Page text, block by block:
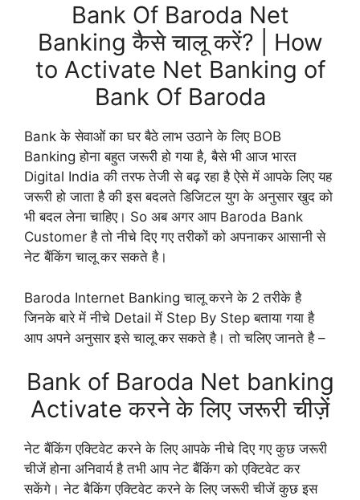
Bank Of Baroda Net
Banking कैसे चालू करें? | How
to Activate Net Banking of
Bank Of Baroda
Bank के सेवाओं का घर बैठे लाभ उठाने के लिए BOB
Banking होना बहुत जरूरी हो गया है, बैसे भी आज भारत
Digital India की तरफ तेजी से बढ़ रहा है ऐसे में आपके लिए यह
जरूरी हो जाता है की इस बदलते डिजिटल युग के अनुसार खुद को
भी बदल लेना चाहिए। So अब अगर आप Baroda Bank
Customer है तो नीचे दिए गए तरीकों को अपनाकर आसानी से
नेट बैंकिंग चालू कर सकते है।
Baroda Internet Banking चालू करने के 2 तरीके है
जिनके बारे में नीचे Detail में Step By Step बताया गया है
आप अपने अनुसार इसे चालू कर सकते है। तो चलिए जानते है –
Bank of Baroda Net banking
Activate करने के लिए जरूरी चीज़ें
नेट बैंकिंग एक्टिवेट करने के लिए आपके नीचे दिए गए कुछ जरूरी
चीजें होना अनिवार्य है तभी आप नेट बैंकिंग को एक्टिवेट कर
सकेंगे। नेट बैकिंग एक्टिवेट करने के लिए जरूरी चीजें कुछ इस